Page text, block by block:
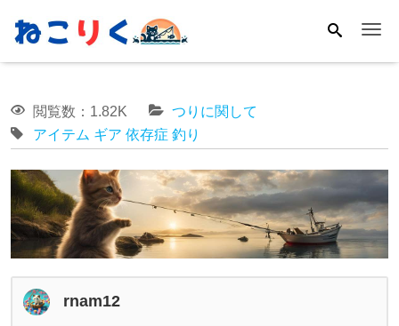
閲覧数：1.82K
つりに関して
アイテム ギア 依存症 釣り
rnam12